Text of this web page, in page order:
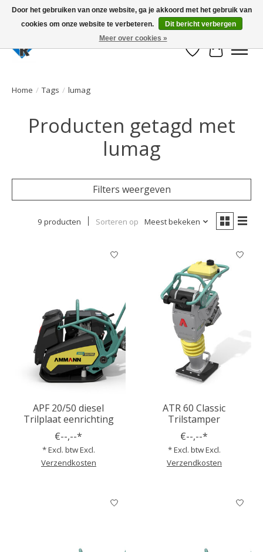
Large selection of products and fast shipping!
Verlanglijst
Home / Tags / lumag
Producten getagd met
lumag
Filters weergeven
9 producten Sorteren op Meest bekeken
APF 20/50 diesel
Trilplaat eenrichting
€--,--*
* Excl. btw Excl.
Verzendkosten
ATR 60 Classic
Trilstamper
€--,--*
* Excl. btw Excl.
Verzendkosten
Door het gebruiken van onze website, ga je akkoord met het gebruik van
cookies om onze website te verbeteren.
Dit bericht verbergen
Meer over cookies »